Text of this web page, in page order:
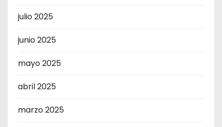
julio 2025
junio 2025
mayo 2025
abril 2025
marzo 2025